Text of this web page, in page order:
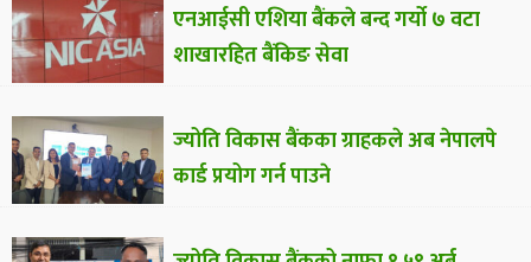
एनआईसी एशिया बैंकले बन्द गर्यो ७ वटा
शाखारहित बैंकिङ सेवा
ज्योति विकास बैंकका ग्राहकले अब नेपालपे
कार्ड प्रयोग गर्न पाउने